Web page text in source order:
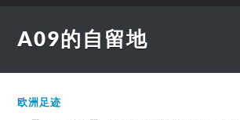
A09的自留地
欧洲足迹